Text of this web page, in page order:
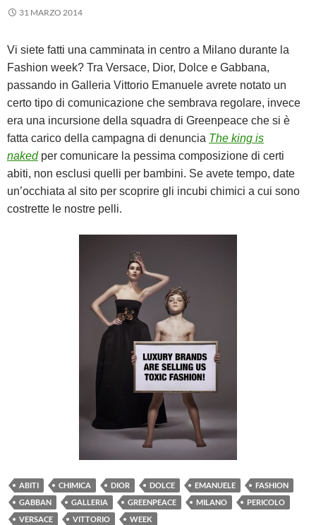
31 MARZO 2014
Vi siete fatti una camminata in centro a Milano durante la
Fashion week? Tra Versace, Dior, Dolce e Gabbana,
passando in Galleria Vittorio Emanuele avrete notato un
certo tipo di comunicazione che sembrava regolare, invece
era una incursione della squadra di Greenpeace che si è
fatta carico della campagna di denuncia The king is
nakedper comunicare la pessima composizione di certi
abiti, non esclusi quelli per bambini. Se avete tempo, date
un’occhiata al sito per scoprire gli incubi chimici a cui sono
costrette le nostre pelli.
ABITI CHIMICA DIOR DOLCE EMANUELE
FASHION
GABBAN
GALLERIA GREENPEACE MILANO
PERICOLO
VERSACE
VITTORIO WEEK